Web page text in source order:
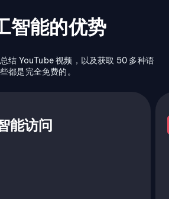
智能的优势
结 YouTube 视频，以及获取 50 多种语
都是完全免费的。
能访问